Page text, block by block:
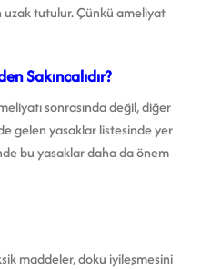
uzak tutulur. Çünkü ameliyat
Sakıncalıdır?
sonrasında değil, diğer
gelen yasaklar listesinde yer
bu yasaklar daha da önem
maddeler, doku iyileşmesini